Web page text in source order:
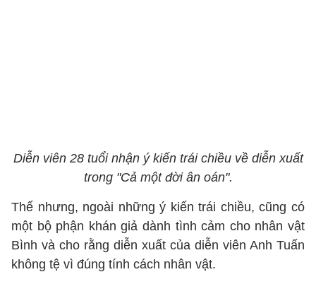
Diễn viên 28 tuổi nhận ý kiến trái chiều về diễn xuất
trong "Cả một đời ân oán".
Thế nhưng, ngoài những ý kiến trái chiều, cũng có
một bộ phận khán giả dành tình cảm cho nhân vật
Bình và cho rằng diễn xuất của diễn viên Anh Tuấn
không tệ vì đúng tính cách nhân vật.